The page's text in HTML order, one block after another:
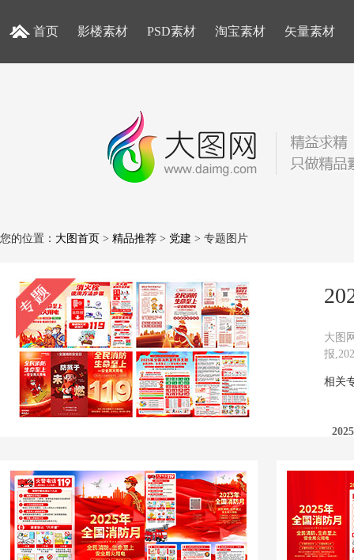
首页 影楼素材 PSD素材 淘宝素材 矢量素材
您的位置： 大图首页 > 精品推荐 > 党建 > 专题图片
大图
报
相关